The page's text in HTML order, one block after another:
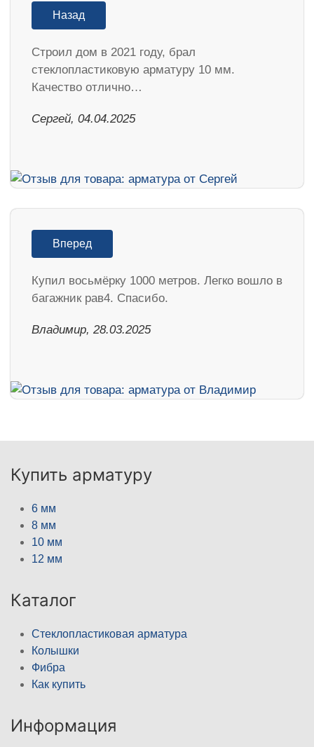
Назад
Строил дом в 2021 году, брал
стеклопластиковую арматуру 10 мм.
Качество отлично…
Сергей, 04.04.2025
Вперед
Купил восьмёрку 1000 метров. Легко вошло в
багажник рав4. Спасибо.
Владимир, 28.03.2025
Купить арматуру
6 мм
8 мм
10 мм
12 мм
Каталог
Стеклопластиковая арматура
Колышки
Фибра
Как купить
Информация